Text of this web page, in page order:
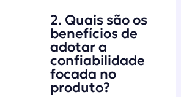
2. Quais são os
benefícios de
adotar a
confiabilidade
focada no
produto?